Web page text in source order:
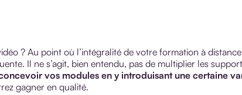
? Au point où l’intégralité de votre formation à
Il ne s’agit, bien entendu, pas de multiplier les
vos modules en y introduisant une certaine
gagner en qualité.